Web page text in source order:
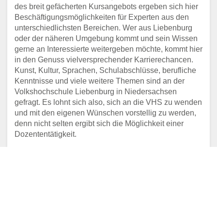
des breit gefächerten Kursangebots ergeben sich hier
Beschäftigungsmöglichkeiten für Experten aus den
unterschiedlichsten Bereichen. Wer aus Liebenburg
oder der näheren Umgebung kommt und sein Wissen
gerne an Interessierte weitergeben möchte, kommt hier
in den Genuss vielversprechender Karrierechancen.
Kunst, Kultur, Sprachen, Schulabschlüsse, berufliche
Kenntnisse und viele weitere Themen sind an der
Volkshochschule Liebenburg in Niedersachsen
gefragt. Es lohnt sich also, sich an die VHS zu wenden
und mit den eigenen Wünschen vorstellig zu werden,
denn nicht selten ergibt sich die Möglichkeit einer
Dozententätigkeit.